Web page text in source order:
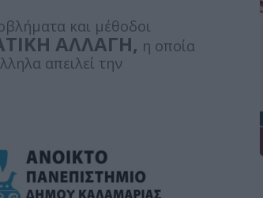
και μέθοδοι
ΑΛΛΑΓΗ, η οποία
απειλεί την